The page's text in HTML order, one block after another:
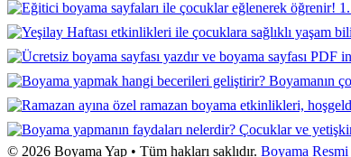
© 2026 Boyama Yap • Tüm hakları saklıdır. Boyama Resmi